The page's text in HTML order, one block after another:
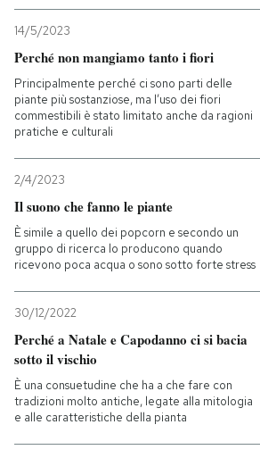
14/5/2023
Perché non mangiamo tanto i fiori
Principalmente perché ci sono parti delle
piante più sostanziose, ma l’uso dei fiori
commestibili è stato limitato anche da ragioni
pratiche e culturali
2/4/2023
Il suono che fanno le piante
È simile a quello dei popcorn e secondo un
gruppo di ricerca lo producono quando
ricevono poca acqua o sono sotto forte stress
30/12/2022
Perché a Natale e Capodanno ci si bacia
sotto il vischio
È una consuetudine che ha a che fare con
tradizioni molto antiche, legate alla mitologia
e alle caratteristiche della pianta